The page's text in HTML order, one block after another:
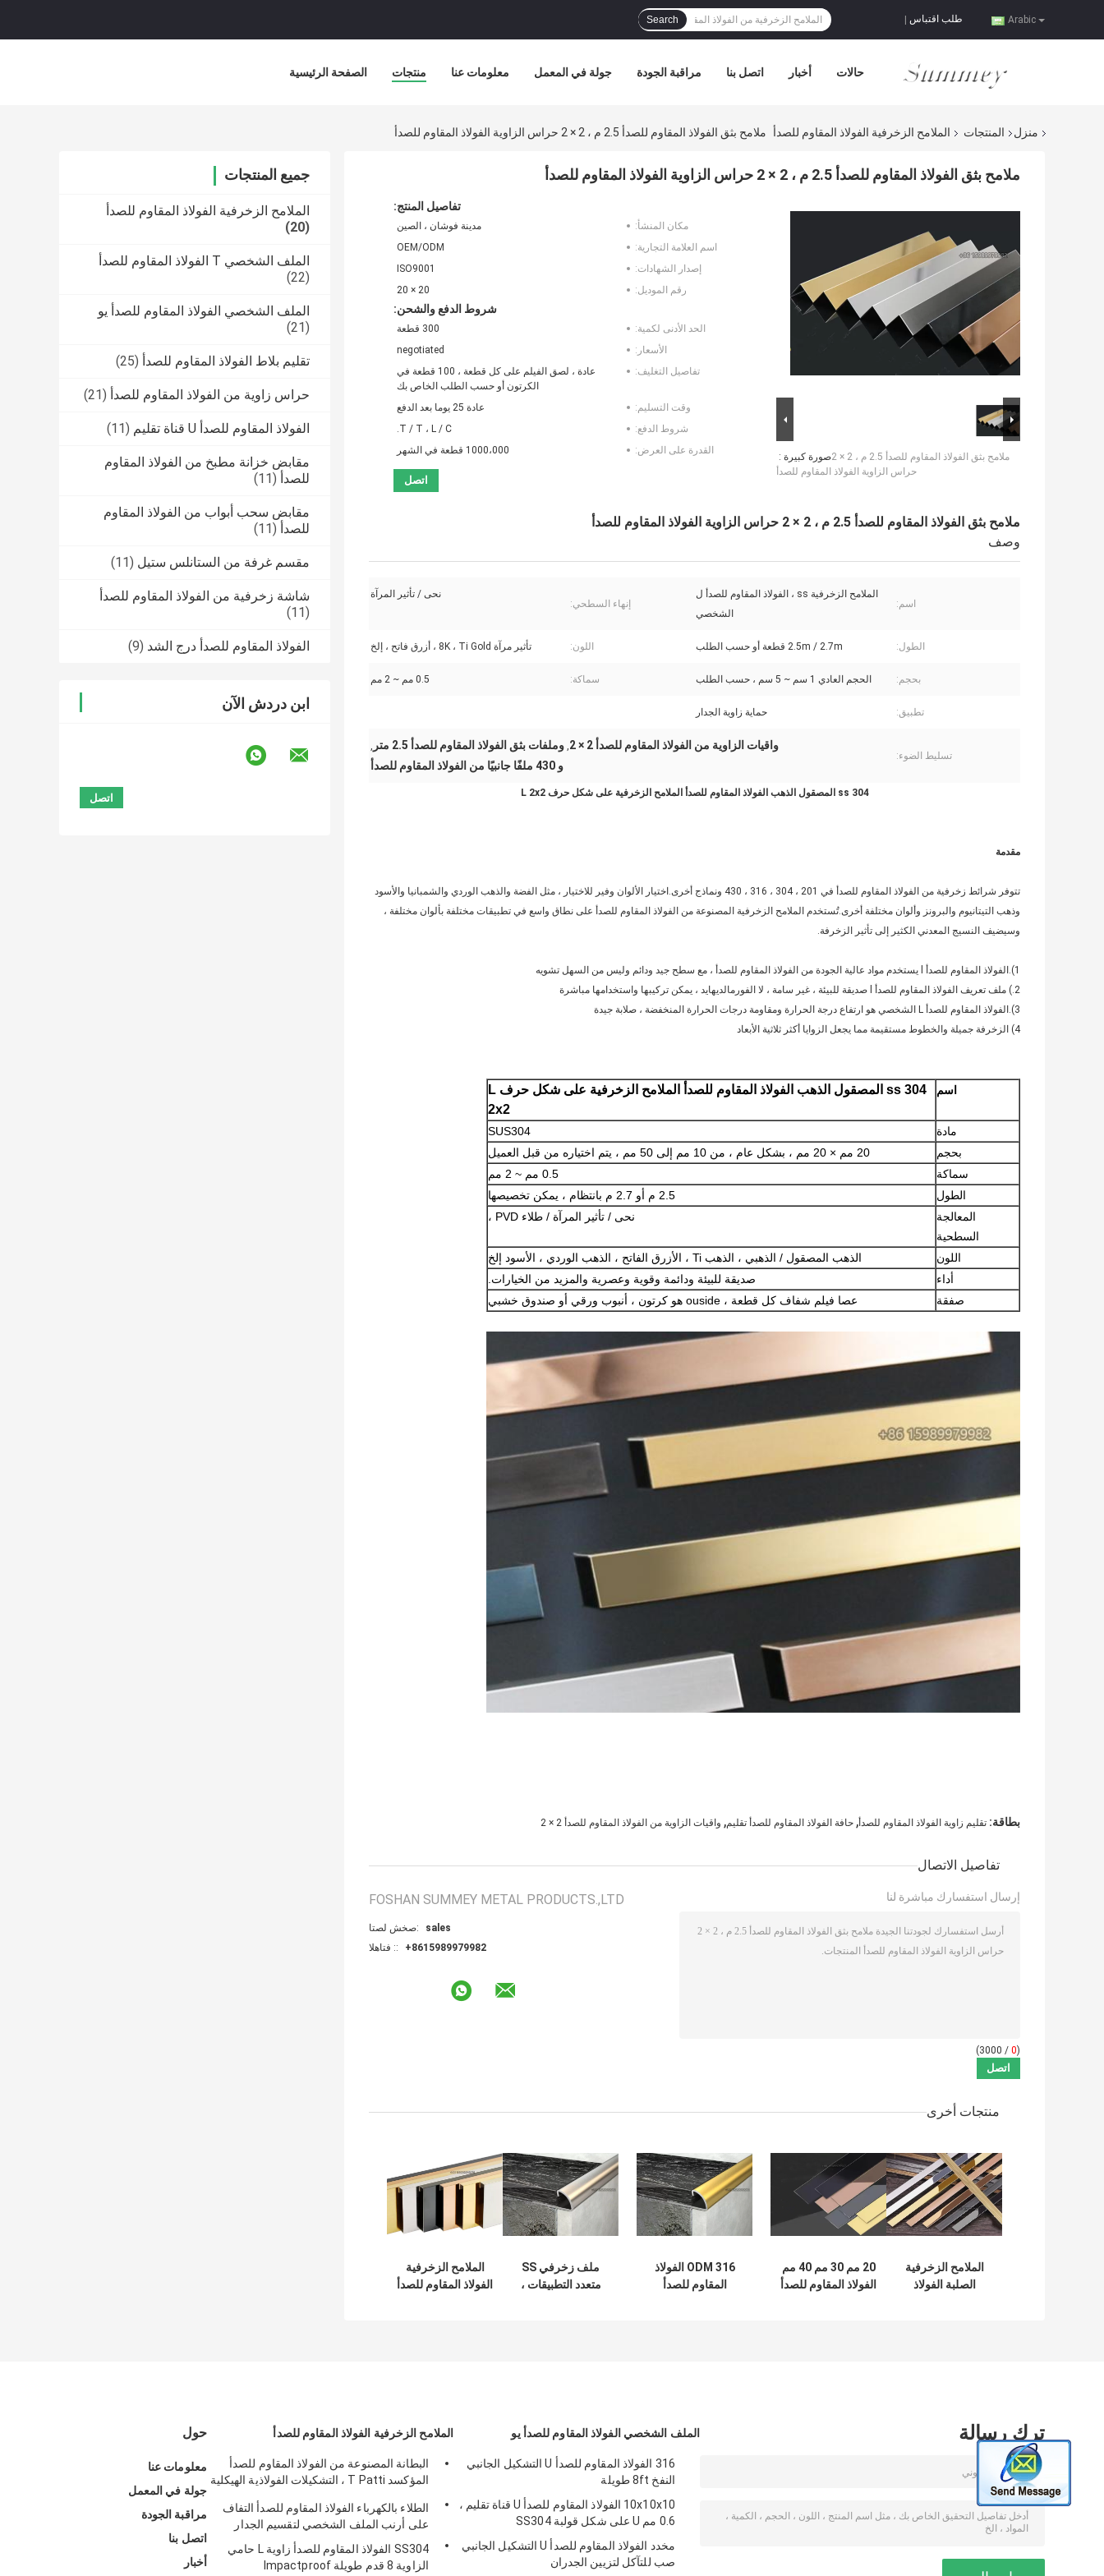
Arabic طلب اقتباس Search
الصفحة الرئيسية منتجات معلومات عنا جولة في المعمل مراقبة الجودة اتصل بنا أخبار حالات
منزل المنتجات الملامح الزخرفية الفولاذ المقاوم للصدأ ملامح بثق الفولاذ المقاوم للصدأ 2.5 م ، 2 × 2 حراس الزاوية الفولاذ المقاوم للصدأ
جميع المنتجات
الملامح الزخرفية الفولاذ المقاوم للصدأ
(20)
الملف الشخصي T الفولاذ المقاوم للصدأ
(22)
الملف الشخصي الفولاذ المقاوم للصدأ يو
(21)
تقليم بلاط الفولاذ المقاوم للصدأ (25)
حراس زاوية من الفولاذ المقاوم للصدأ (21)
الفولاذ المقاوم للصدأ U قناة تقليم (11)
مقابض خزانة مطبخ من الفولاذ المقاوم
للصدأ (11)
مقابض سحب أبواب من الفولاذ المقاوم
للصدأ (11)
مقسم غرفة من الستانلس ستيل (11)
شاشة زخرفية من الفولاذ المقاوم للصدأ
(11)
الفولاذ المقاوم للصدأ درج الشد (9)
ابن دردش الآن
ملامح بثق الفولاذ المقاوم للصدأ 2.5 م ، 2 × 2 حراس الزاوية الفولاذ المقاوم للصدأ
صورة كبيرة :ملامح بثق الفولاذ المقاوم للصدأ 2.5 م ، 2 × 2
حراس الزاوية الفولاذ المقاوم للصدأ
تفاصيل المنتج:
مكان المنشأ:
مدينة فوشان ، الصين
اسم العلامة التجارية:
OEM/ODM
إصدار الشهادات:
ISO9001
رقم الموديل:
20 × 20
شروط الدفع والشحن:
الحد الأدنى لكمية:
300 قطعة
الأسعار:
negotiated
تفاصيل التغليف:
عادة ، لصق الفيلم على كل قطعة ، 100 قطعة في
الكرتون أو حسب الطلب الخاص بك
وقت التسليم:
عادة 25 يوما بعد الدفع
شروط الدفع:
T / T ، L / C.
القدرة على العرض:
1000،000 قطعة في الشهر
اتصل
ملامح بثق الفولاذ المقاوم للصدأ 2.5 م ، 2 × 2 حراس الزاوية الفولاذ المقاوم للصدأ
وصف
اسم:
الملامح الزخرفية ss ، الفولاذ المقاوم للصدأ ل
الشخصي
إنهاء السطحي:
نحى / تأثير المرآة
الطول: 2.5m / 2.7m قطعة أو حسب الطلب اللون: تأثير مرآة 8K ، Ti Gold ، أزرق فاتح ، إلخ
بحجم: الحجم العادي 1 سم ~ 5 سم ، حسب الطلب سماكة: 0.5 مم ~ 2 مم
تطبيق: حماية زاوية الجدار
تسليط الضوء:
واقيات الزاوية من الفولاذ المقاوم للصدأ 2 × 2 , وملفات بثق الفولاذ المقاوم للصدأ 2.5 متر ,
و 430 ملفًا جانبيًا من الفولاذ المقاوم للصدأ
ss 304 المصقول الذهب الفولاذ المقاوم للصدأ الملامح الزخرفية على شكل حرف L 2x2
مقدمة
تتوفر شرائط زخرفية من الفولاذ المقاوم للصدأ في 201 ، 304 ، 316 ، 430 ونماذج أخرى.اختيار الألوان وفير للاختيار ، مثل الفضة والذهب الوردي والشمبانيا والأسود
وذهب التيتانيوم والبرونز وألوان مختلفة أخرى.تُستخدم الملامح الزخرفية المصنوعة من الفولاذ المقاوم للصدأ على نطاق واسع في تطبيقات مختلفة بألوان مختلفة ،
وسيضيف النسيج المعدني الكثير إلى تأثير الزخرفة.
1).الفولاذ المقاوم للصدأ l يستخدم مواد عالية الجودة من الفولاذ المقاوم للصدأ ، مع سطح جيد ودائم وليس من السهل تشويه
2.) ملف تعريف الفولاذ المقاوم للصدأ l صديقة للبيئة ، غير سامة ، لا الفورمالديهايد ، يمكن تركيبها واستخدامها مباشرة
3).الفولاذ المقاوم للصدأ L الشخصي هو ارتفاع درجة الحرارة ومقاومة درجات الحرارة المنخفضة ، صلابة جيدة
4) الزخرفة جميلة والخطوط مستقيمة مما يجعل الزوايا أكثر ثلاثية الأبعاد
اسم
ss 304 المصقول الذهب الفولاذ المقاوم للصدأ الملامح الزخرفية على شكل حرف L
2x2
مادة
SUS304
بحجم
20 مم × 20 مم ، بشكل عام ، من 10 مم إلى 50 مم ، يتم اختياره من قبل العميل
سماكة
0.5 مم ~ 2 مم
الطول
2.5 م أو 2.7 م بانتظام ، يمكن تخصيصها
المعالجة
السطحية
نحى / تأثير المرآة / طلاء PVD ،
اللون
الذهب المصقول / الذهبي ، الذهب Ti ، الأزرق الفاتح ، الذهب الوردي ، الأسود إلخ
أداء
صديقة للبيئة ودائمة وقوية وعصرية والمزيد من الخيارات.
صفقة
عصا فيلم شفاف كل قطعة ، ouside هو كرتون ، أنبوب ورقي أو صندوق خشبي
بطاقة: تقليم زاوية الفولاذ المقاوم للصدأ , حافة الفولاذ المقاوم للصدأ تقليم, واقيات الزاوية من الفولاذ المقاوم للصدأ 2 × 2
تفاصيل الاتصال
FOSHAN SUMMEY METAL PRODUCTS.,LTD
اتصل شخص:
sales
الهاتف ::
+8615989979982
إرسال استفسارك مباشرة لنا
(
0
/ 3000)
منتجات أخرى
الملامح الزخرفية
الصلبة الفولاذ
20 مم 30 مم 40 مم
الفولاذ المقاوم للصدأ
ODM 316 الفولاذ
المقاوم للصدأ
ملف زخرفي SS
متعدد التطبيقات ،
الملامح الزخرفية
الفولاذ المقاوم للصدأ
حول
معلومات عنا
جولة في المعمل
مراقبة الجودة
اتصل بنا
أخبار
الملامح الزخرفية الفولاذ المقاوم للصدأ
البطانة المصنوعة من الفولاذ المقاوم للصدأ
المؤكسد T Patti ، التشكيلات الفولاذية الهيكلية
الطلاء بالكهرباء الفولاذ المقاوم للصدأ التفاف
على أرنب الملف الشخصي لتقسيم الجدار
SS304 الفولاذ المقاوم للصدأ زاوية L حامي
الزاوية 8 قدم طويلة Impactproof
الملف الشخصي الفولاذ المقاوم للصدأ يو
316 الفولاذ المقاوم للصدأ U التشكيل الجانبي
النفخ 8ft طويلة
10x10x10 الفولاذ المقاوم للصدأ U قناة تقليم ،
0.6 مم U على شكل قولبة SS304
مخدد الفولاذ المقاوم للصدأ U التشكيل الجانبي
صب للتآكل لتزيين الجدران
ترك رسالة